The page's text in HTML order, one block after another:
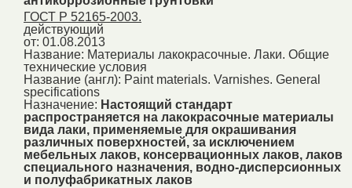
ГОСТ Р 52165-2003.
действующий
от: 01.08.2013
Название: Материалы лакокрасочные. Лаки. Общие
технические условия
Название (англ): Paint materials. Varnishes. General
specifications
Назначение: Настоящий стандарт
распространяется на лакокрасочные материалы
вида лаки, применяемые для окрашивания
различных поверхностей, за исключением
мебельных лаков, консервационных лаков, лаков
специального назначения, водно-дисперсионных
и полуфабрикатных лаков